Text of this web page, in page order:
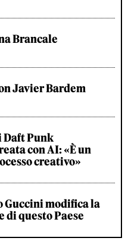
Brancale
Javier Bardem
Daft Punk
con AI: «È un
creativo»
Guccini modifica la
questo Paese